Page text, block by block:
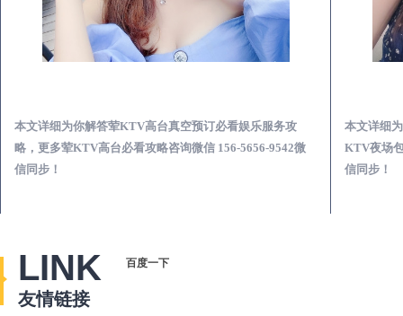
本文详细为你解答荤KTV高台真空预订必看娱乐服务攻
略，更多荤KTV高台必看攻略咨询微信 156-5656-9542微
信同步！
本文详细
KTV夜场
信同步！
LINK
友情链接
百度一下